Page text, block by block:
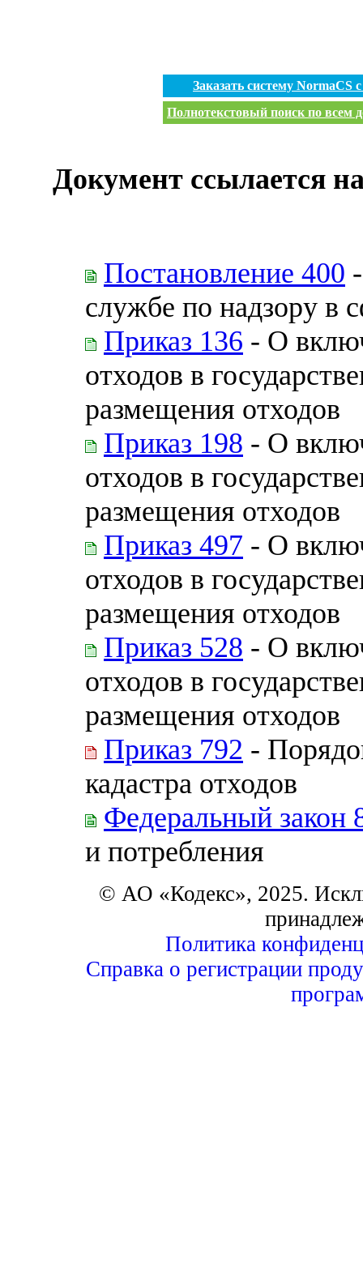
Заказать систему
Полнотекстовый поиск по всем
Документ ссылается
Постановление 400
службе по надзору в
Приказ 136 - О
отходов в
размещения отходов
Приказ 198 - О
отходов в
размещения отходов
Приказ 497 - О
отходов в
размещения отходов
Приказ 528 - О
отходов в
размещения отходов
Приказ 792 -
кадастра отходов
Федеральный закон
и потребления
© АО «Кодекс», 2025.
Политика
Справка о регистрации